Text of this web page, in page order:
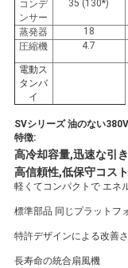
コンデ
ンサー
35 (130*)
蒸発器 18
圧縮機
4.7
電動ス
タンバ
イ
SVシリーズ 油のない
特徴:
高冷却容量,迅速な引
高信頼性,低保守コスト
軽くてコンパクトで エネ
標準部品 同じプラットフ
特許デザインによる改善
長寿命の統合扇風機